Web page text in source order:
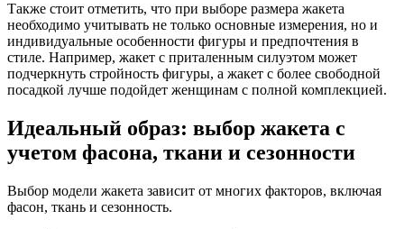
Также стоит отметить, что при выборе размера жакета
необходимо учитывать не только основные измерения, но и
индивидуальные особенности фигуры и предпочтения в
стиле. Например, жакет с приталенным силуэтом может
подчеркнуть стройность фигуры, а жакет с более свободной
посадкой лучше подойдет женщинам с полной комплекцией.
Идеальный образ: выбор жакета с
учетом фасона, ткани и сезонности
Выбор модели жакета зависит от многих факторов, включая
фасон, ткань и сезонность.